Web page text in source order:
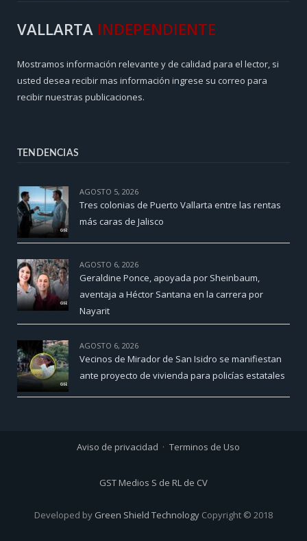
VALLARTA INDEPENDIENTE
Mostramos información relevante y de calidad para el lector, si
usted desea recibir mas información ingrese su correo para
recibir nuestras publicaciones.
TENDENCIAS
AGOSTO 5, 2026
Tres colonias de Puerto Vallarta entre las rentas
más caras de Jalisco
AGOSTO 6, 2026
Geraldine Ponce, apoyada por Sheinbaum,
aventaja a Héctor Santana en la carrera por
Nayarit
AGOSTO 6, 2026
Vecinos de Mirador de San Isidro se manifiestan
ante proyecto de vivienda para policías estatales
Aviso de privacidad Terminos de Uso
GST Medios S de RL de CV
Developed by Green Shield Technology Copyright © 2018